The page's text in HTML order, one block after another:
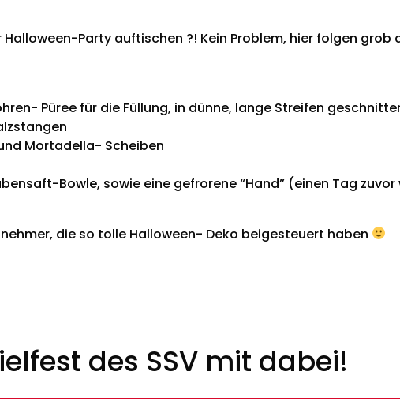
Party auftischen ?! Kein Problem, hier folgen grob
Püree für die Füllung, in dünne, lange Streifen
Mortadella- Scheiben
Bowle, sowie eine gefrorene “Hand” (einen Tag
die so tolle Halloween- Deko beigesteuert haben
des SSV mit dabei!